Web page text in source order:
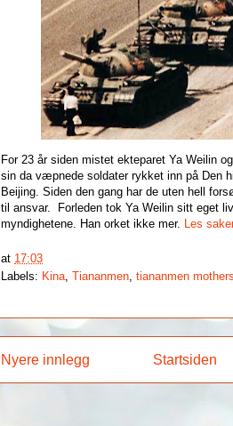
For 23 år siden mistet ekteparet Ya Weilin
sin da væpnede soldater rykket inn på Den
Beijing. Siden den gang har de uten hell
til ansvar. Forleden tok Ya Weilin sitt eget
myndighetene. Han orket ikke mer. Les
at 17:03
Labels: Kina ,Tiananmen ,tiananmen
Nyere innlegg Startsiden